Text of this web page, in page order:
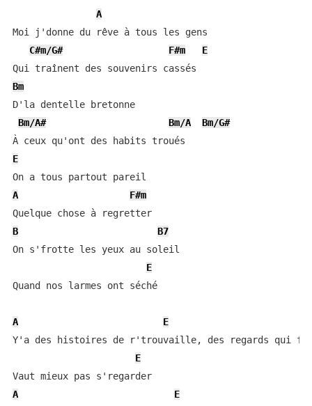
A
Moi j'donne du rêve à tous les gens
C#m/G#
F#m
E
Bm
D'la dentelle bretonne
Bm/A#
Bm/A
Bm/G#
E
A
F#m
Quelque chose à regretter
B
B7
On s'frotte les yeux au soleil
E
Quand nos larmes ont séché
A
E
Y'a des histoires de r'trouvaille, des regards qui
E
Vaut mieux pas s'regarder
A
E